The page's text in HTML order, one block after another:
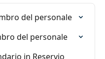
del personale
del personale
in Reservio